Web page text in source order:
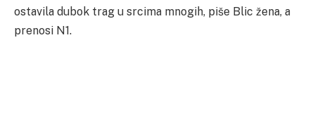
ostavila dubok trag u srcima mnogih, piše Blic žena, a
prenosi N1.